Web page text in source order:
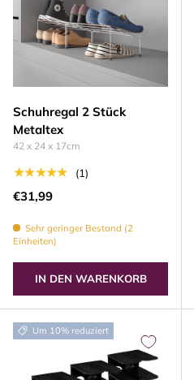
Schuhregal 2 Stück
Metaltex
42 x 24 x 17cm
★★★★★ (1)
€31,99
Sehr geringer Bestand (2
Einheiten)
IN DEN WARENKORB
Um 10% reduziert